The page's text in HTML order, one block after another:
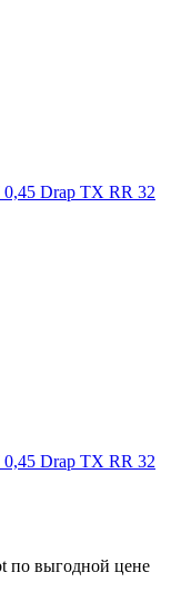
0,45 Drap TX RR 32
0,45 Drap TX RR 32
по выгодной цене